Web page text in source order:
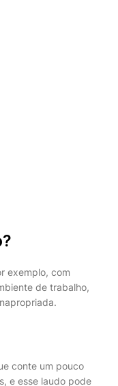
exemplo, com
de trabalho,
conte um pouco
e esse laudo pode